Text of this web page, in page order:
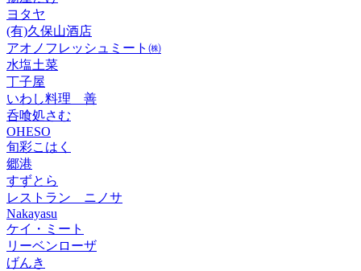
ヨタヤ
(有)久保山酒店
アオノフレッシュミート㈱
水塩土菜
丁子屋
いわし料理 善
呑喰処さむ
OHESO
旬彩こはく
郷港
すずとら
レストラン ニノサ
Nakayasu
ケイ・ミート
リーベンローザ
げんき